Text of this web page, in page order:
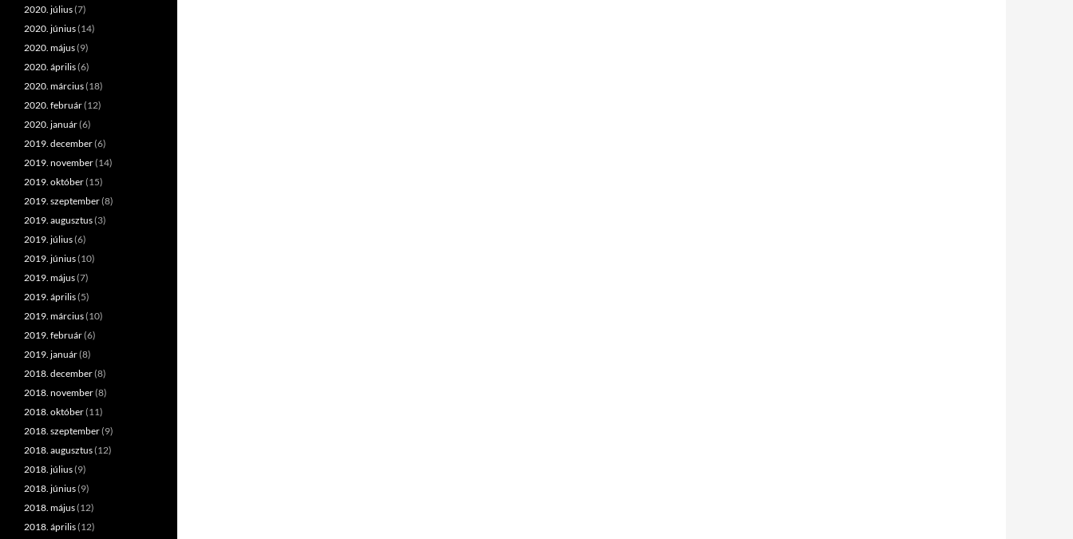
2020. július(7)
2020. június(14)
2020. május(9)
2020. április(6)
2020. március(18)
2020. február(12)
2020. január(6)
2019. december(6)
2019. november(14)
2019. október(15)
2019. szeptember(8)
2019. augusztus(3)
2019. július(6)
2019. június(10)
2019. május(7)
2019. április(5)
2019. március(10)
2019. február(6)
2019. január(8)
2018. december(8)
2018. november(8)
2018. október(11)
2018. szeptember(9)
2018. augusztus(12)
2018. július(9)
2018. június(9)
2018. május(12)
2018. április(12)